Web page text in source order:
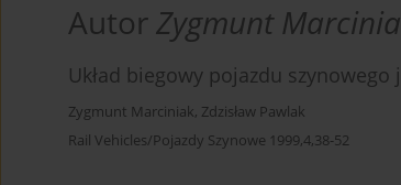
AutorZygmunt
Układ biegowy pojazdu
Zygmunt Marciniak, Zdzisław Pawlak
Rail Vehicles/Pojazdy Szynowe 1999,4,38-52